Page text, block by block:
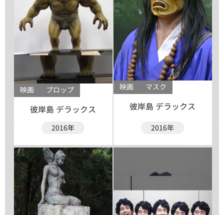
映画 プロップ
彼岸島 デラックス
2016年
映画 マスク
彼岸島 デラックス
2016年